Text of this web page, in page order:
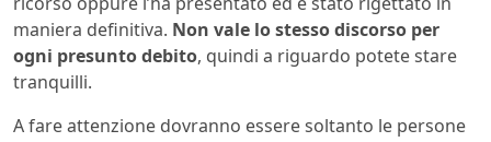
maniera definitiva. Non vale lo stesso discorso per
ogni presunto debito, quindi a riguardo potete stare
tranquilli.
A fare attenzione dovranno essere soltanto le persone